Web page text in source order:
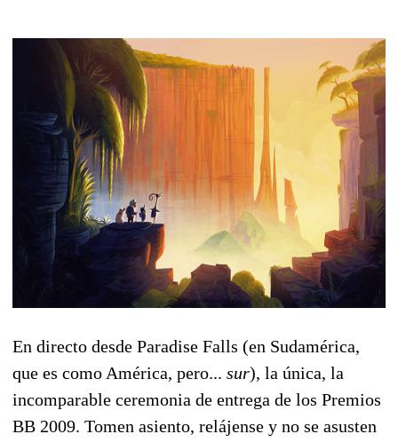
En directo desde Paradise Falls (en Sudamérica,
que es como América, pero... sur), la única, la
incomparable ceremonia de entrega de los Premios
BB 2009. Tomen asiento, relájense y no se asusten